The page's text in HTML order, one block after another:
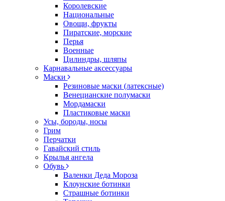
Королевские
Национальные
Овощи, фрукты
Пиратские, морские
Перья
Военные
Цилиндры, шляпы
Карнавальные аксессуары
Маски
Резиновые маски (латексные)
Венецианские полумаски
Мордамаски
Пластиковые маски
Усы, бороды, носы
Грим
Перчатки
Гавайский стиль
Крылья ангела
Обувь
Валенки Деда Мороза
Клоунские ботинки
Страшные ботинки